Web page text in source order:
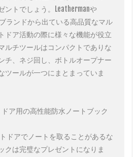
ントでしょう。Leathermanや
ランドから出ている高品質なマル
ドア活動の際に様々な機能が役立
ルチツールはコンパクトでありな
チ、ネジ回し、ボトルオープナー
ツールが一つにまとまっていま
ア用の高性能防水ノートブック
ドアでノートを取ることがあるな
クは完璧なプレゼントになりま